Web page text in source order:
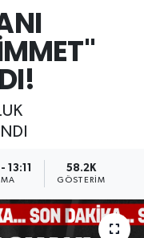
58.2K
GÖSTERIM